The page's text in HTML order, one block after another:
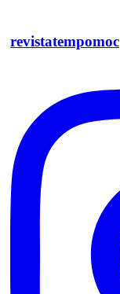
revistatempomoc